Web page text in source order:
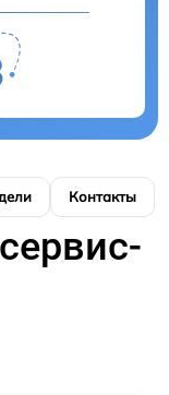
Контакты